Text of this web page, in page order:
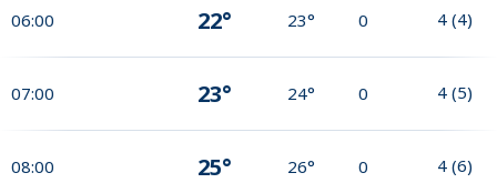
06:00 22° 23° 0 4 (4)
07:00 23° 24° 0 4 (5)
08:00 25° 26° 0 4 (6)